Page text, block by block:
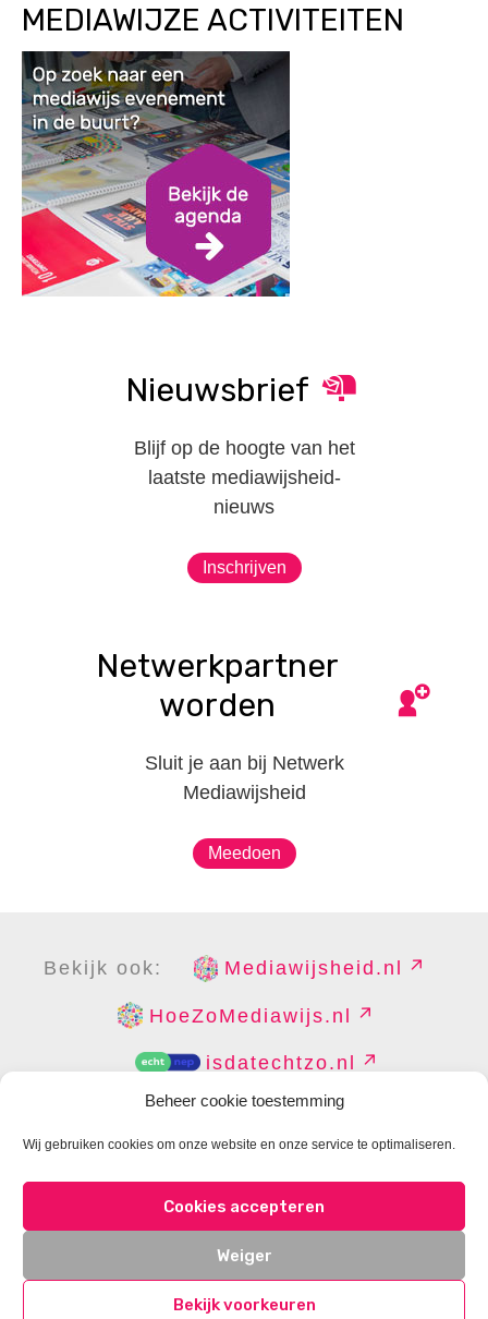
Beheer cookie toestemming
Wij gebruiken cookies om onze website en onze service te optimaliseren.
Cookies accepteren
Weiger
Bekijk voorkeuren
MEDIAWIJZE ACTIVITEITEN
Nieuwsbrief
Blijf op de hoogte van het
laatste mediawijsheid-
nieuws
Inschrijven
Netwerkpartner
worden
Sluit je aan bij Netwerk
Mediawijsheid
Meedoen
Bekijk ook: Mediawijsheid.nl
HoeZoMediawijs.nl
isdatechtzo.nl
DISCLAIMER PRIVACY
CONTACT
COOKIES BEHEREN